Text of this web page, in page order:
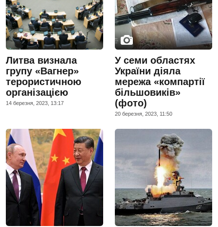
Литва визнала
групу «Вагнер»
терористичною
організацією
14 березня, 2023, 13:17
У семи областях
України діяла
мережа «компартії
більшовиків»
(фото)
20 березня, 2023, 11:50